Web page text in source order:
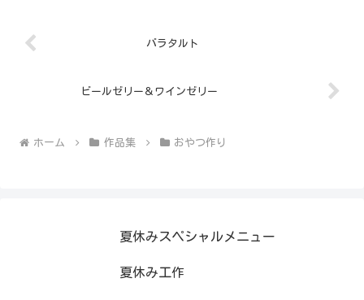
バラタルト
ビールゼリー＆ワインゼリー
ホーム 作品集 おやつ作り
夏休みスペシャルメニュー
夏休み工作